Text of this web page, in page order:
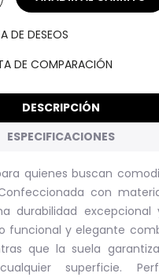
DE DESEOS
DE COMPARACIÓN
DESCRIPCIÓN
ESPECIFICACIONES
quienes buscan
con
durabilidad
funcional y elegante
que la suela
superficie.